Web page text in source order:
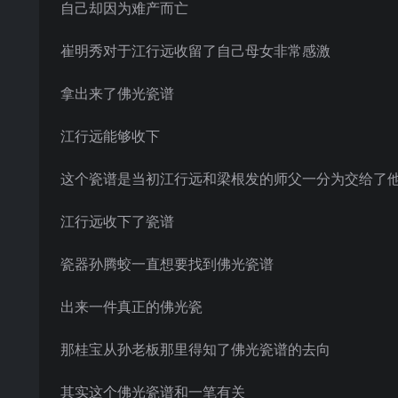
自己却因为难产而亡
崔明秀对于江行远收留了自己母女非常感激
拿出来了佛光瓷谱
江行远能够收下
这个瓷谱是当初江行远和梁根发的师父一分为交给了
江行远收下了瓷谱
瓷器孙腾蛟一直想要找到佛光瓷谱
出来一件真正的佛光瓷
那桂宝从孙老板那里得知了佛光瓷谱的去向
其实这个佛光瓷谱和一笔有关